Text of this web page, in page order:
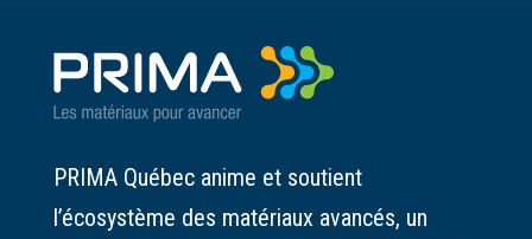
PRIMA Québec anime et soutient
l’écosystème des matériaux avancés, un